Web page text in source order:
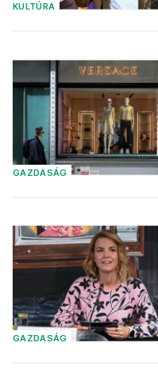
KULTÚRA
GAZDASÁG
GAZDASÁG